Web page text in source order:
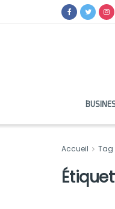
Accueil Tag